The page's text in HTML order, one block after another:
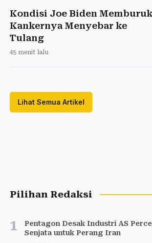
Kondisi Joe Biden
Kankernya Menyebar ke
Tulang
45 menit lalu
Lihat Semua Artikel
Pilihan Redaksi
1
Pentagon Desak Industri AS
Senjata untuk Perang Iran